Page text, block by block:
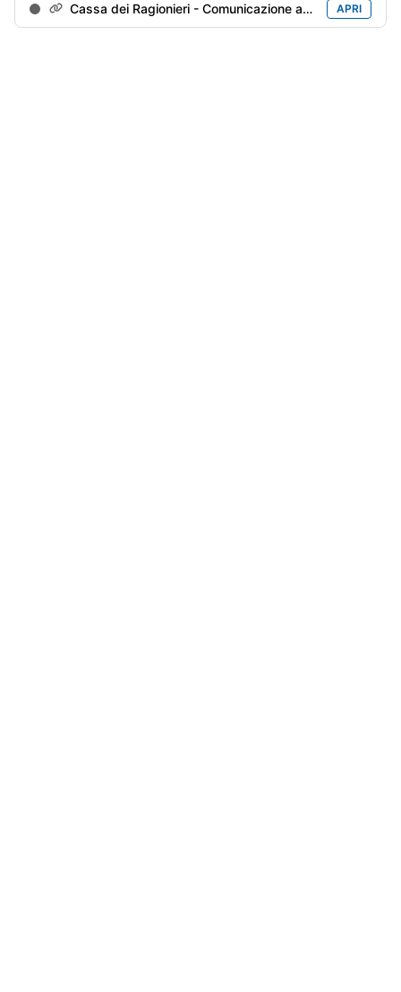
Cassa dei Ragionieri - Comunicazione annuale APRI